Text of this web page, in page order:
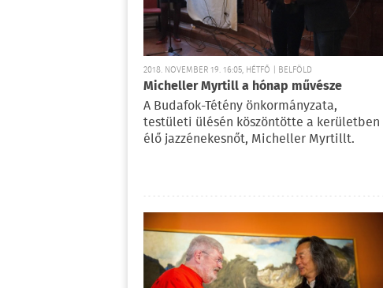
2018. NOVEMBER 19. 16:05, HÉTFŐ | BELFÖLD
Micheller Myrtill a hónap művésze
A Budafok-Tétény önkormányzata,
testületi ülésén köszöntötte a kerületben
élő jazzénekesnőt, Micheller Myrtillt.